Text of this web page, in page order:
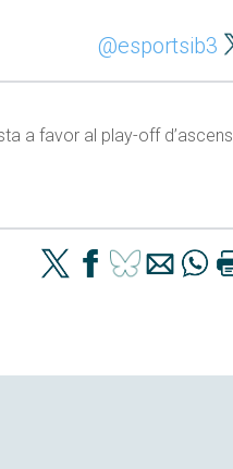
@esportsib3
a favor al play-off d’ascens